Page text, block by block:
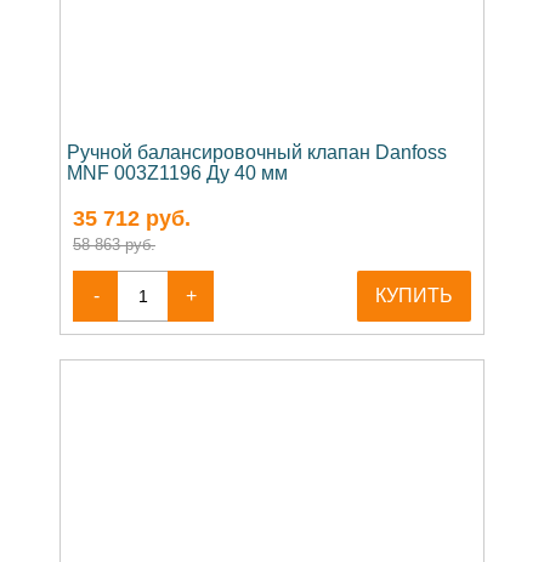
Ручной балансировочный клапан Danfoss
MNF 003Z1196 Ду 40 мм
35 712 руб.
58 863 руб.
- + КУПИТЬ